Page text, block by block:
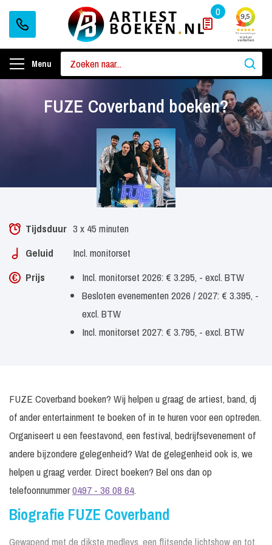
0
Menu
FUZE Coverband boeken?
Tijdsduur 3 x 45 minuten
Geluid
Incl. monitorset
Prijs
Incl. monitorset 2026: € 3.295, - excl. BTW
Besloten evenementen 2026 / 2027: € 3.395, -
excl. BTW
Incl. monitorset 2027: € 3.795, - excl. BTW
FUZE Coverband boeken? Wij helpen u graag de artiest, band, dj
of ander entertainment te boeken of in te huren voor een optreden.
Organiseert u een feestavond, een festival, bedrijfsevenement of
andere bijzondere gelegenheid? Wat de gelegenheid ook is, we
helpen u graag verder. Direct boeken? Bel ons dan op
telefoonnummer0497 - 36 08 64.
Biografie FUZE Coverband
Gewapend met de dikste medleys, een flitsende lichtshow en tot